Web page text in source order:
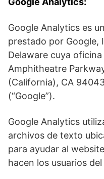
Google Analytics es
prestado por Google,
Delaware cuya
Amphitheatre
(California), CA
(“Google”).
Google Analytics
archivos de texto
para ayudar al
hacen los usuarios